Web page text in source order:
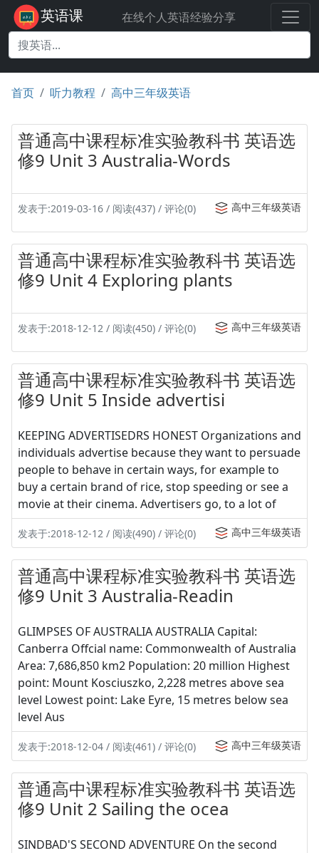
英语课 在线个人英语经验分享
首页 听力教程 高中三年级英语
普通高中课程标准实验教科书 英语选
修9 Unit 3 Australia-Words
发表于:2019-03-16 / 阅读(437) / 评论(0) 高中三年级英语
普通高中课程标准实验教科书 英语选
修9 Unit 4 Exploring plants
发表于:2018-12-12 / 阅读(450) / 评论(0) 高中三年级英语
普通高中课程标准实验教科书 英语选
修9 Unit 5 Inside advertisi
KEEPING ADVERTISEDRS HONEST Organizations and
individuals advertise because they want to persuade
people to behave in certain ways, for example to
buy a certain brand of rice, stop speeding or see a
movie at their cinema. Advertisers go, to a lot of
发表于:2018-12-12 / 阅读(490) / 评论(0) 高中三年级英语
普通高中课程标准实验教科书 英语选
修9 Unit 3 Australia-Readin
GLIMPSES OF AUSTRALIA AUSTRALIA Capital:
Canberra Offcial name: Commonwealth of Australia
Area: 7,686,850 km2 Population: 20 million Highest
point: Mount Kosciuszko, 2,228 metres above sea
level Lowest point: Lake Eyre, 15 metres below sea
level Aus
发表于:2018-12-04 / 阅读(461) / 评论(0) 高中三年级英语
普通高中课程标准实验教科书 英语选
修9 Unit 2 Sailing the ocea
SINDBAD'S SECOND ADVENTURE On the second